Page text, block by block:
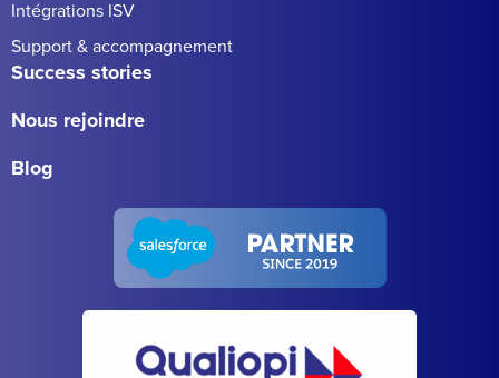
Intégrations ISV
Support & accompagnement
Success stories
Nous rejoindre
Blog